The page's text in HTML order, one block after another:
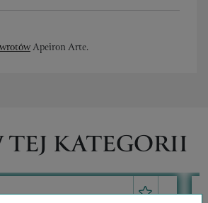
Apeiron Arte.
KATEGORII